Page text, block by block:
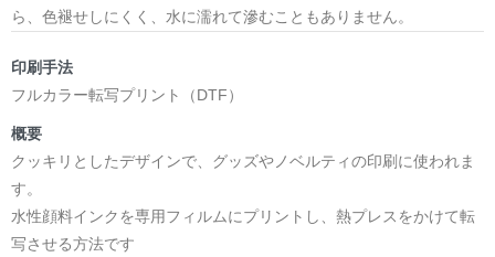
ら、色褪せしにくく、水に濡れて滲むこともありません。
印刷手法
フルカラー転写プリント（DTF）
概要
クッキリとしたデザインで、グッズやノベルティの印刷に使われま
す。
水性顔料インクを専用フィルムにプリントし、熱プレスをかけて転
写させる方法です